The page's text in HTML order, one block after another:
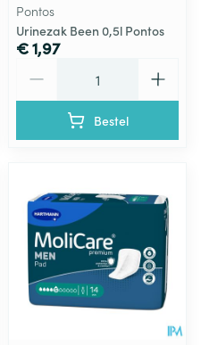
Pontos
Urinezak Been 0,5l Pontos
€ 1,97
Bestel